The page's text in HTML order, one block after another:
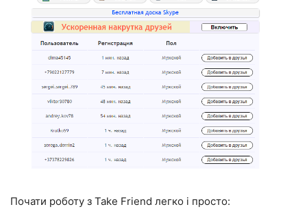
Почати роботу з Take Friend легко і просто: